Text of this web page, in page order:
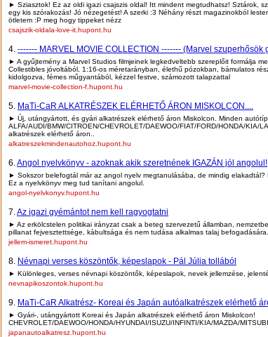
► Sziasztok! Ez az oldi igazi csajszis oldal! Itt mindent megtudhatsz! Sztárok,
egy kis szórakozás! Jó nézegetést! A szerki :3 Néhány részt magazinokból
ötletem :P meg hogy tippeket nézz
csajszik-oldala-love-it.hupont.hu
4. ------- MARVEL MOVIE COLLECTION ------- (Marvel szuperhősök
► A gyűjtemény a Marvel Studios filmjeinek legkedveltebb szereplőit formálja
Collestibles jóvoltából, 1:16-os méretarányban, élethű pózokban, bámulatos
kidolgozva, fémes műgyantából, kézzel festve, számozott talapzattal
marvel-movie-collection-f.hupont.hu
5. MaTi-CaR ALKATRÉSZEK ELÉRHETŐ ÁRON MISKOLCON....
► Új, utángyártott, és gyári alkatrészek elérhető áron Miskolcon. Minden
ALFA/AUDI/BMW/CITROEN/CHEVROLET/DAEWOO/FIAT/FORD/HONDA/KIA/
alkatrészek elérhető áron..
alkatreszekmindenautohoz.hupont.hu
6.Angol nyelvkönyv - azoknak akik szeretnének IGAZÁN jól angolul!
► Sokszor belefogtál már az angol nyelv megtanulásába, de mindig elakadtál?
Ez a nyelvkönyv meg tud tanítani angolul.
angol-nyelvkonyv.hupont.hu
7.Az igazi gyémántot nem kell ragyogtatni
► Az erkölcstelen politikai irányzat csak a beteg szervezetű államban,
pillanat fejvesztettsége, kábultsága és nem tudása alkalmas talaj
jellem-ismeret.hupont.hu
8. Névnapi verses köszöntők, képeslapok - Pál Júlia tollából
► Különleges, verses névnapi köszöntők, képeslapok, nevek jellemzése,
nevnapikoszontok.hupont.hu
9. MaTi-CaR Alkatrész- Koreai és Japán autóalkatrészek elérhető
► Gyári-, utángyártott Koreai és Japán alkatrészek elérhető áron Miskolcon!
CHEVROLET/DAEWOO/HONDA/HYUNDAI/ISUZU/INFINTI/KIA/MAZDA/
japanautoalkatresz.hupont.hu